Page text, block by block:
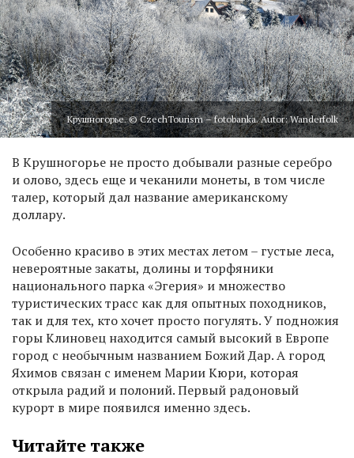
Крушногорье. © CzechTourism – fotobanka. Autor: Wanderfolk
В Крушногорье не просто добывали разные серебро
и олово, здесь еще и чеканили монеты, в том числе
талер, который дал название американскому
доллару.
Особенно красиво в этих местах летом – густые леса,
невероятные закаты, долины и торфяники
национального парка «Эгерия» и множество
туристических трасс как для опытных походников,
так и для тех, кто хочет просто погулять. У подножия
горы Клиновец находится самый высокий в Европе
город с необычным названием Божий Дар. А город
Яхимов связан с именем Марии Кюри, которая
открыла радий и полоний. Первый радоновый
курорт в мире появился именно здесь.
Читайте также